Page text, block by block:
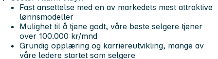
Fast ansettelse med en av markedets mest attraktive
lønnsmodeller
Mulighet til å tjene godt, våre beste selgere tjener
over 100.000 kr/mnd
Grundig opplæring og karriereutvikling, mange av
våre ledere startet som selgere